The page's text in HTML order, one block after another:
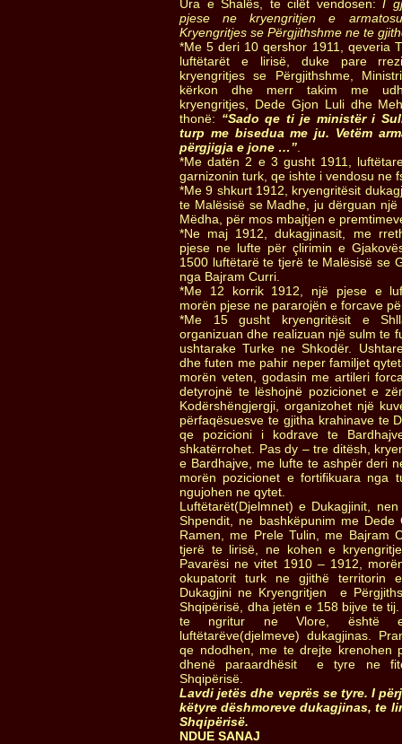
Ura e Shalës, te cilët vendosen: I
pjese ne kryengritjen e
Kryengritjes se Përgjithshme ne te
*Me 5 deri 10 qershor 1911, qeveria
luftëtarët e lirisë, duke pare
kryengritjes se Përgjithshme,
kërkon dhe merr takim me
kryengritjes, Dede Gjon Luli dhe
thonë: “Sado qe ti je ministër i
turp me bisedua me ju. Vetëm
përgjigja e jone …”
*Me datën 2 e 3 gusht 1911,
garnizonin turk, qe ishte i vendosu ne
*Me 9 shkurt 1912, kryengritësit
te Malësisë se Madhe, ju dërguan
Mëdha, për mos mbajtjen e
*Ne maj 1912, dukagjinasit, me
pjese ne lufte për çlirimin e
1500 luftëtarë te tjerë te Malësisë se
nga Bajram Curri.
*Me 12 korrik 1912, një pjese e
morën pjese ne pararojën e forcave
*Me 15 gusht kryengritësit e
organizuan dhe realizuan një sulm te
ushtarake Turke ne Shkodër.
dhe futen me pahir neper familjet
morën veten, godasin me artileri
detyrojnë te lëshojnë pozicionet e
Kodërshëngjergji, organizohet një
përfaqësuesve te gjitha krahinave te
qe pozicioni i kodrave te
shkatërrohet. Pas dy – tre ditësh,
e Bardhajve, me lufte te ashpër deri
morën pozicionet e fortifikuara nga
ngujohen ne qytet.
Luftëtarët(Djelmnet) e Dukagjinit,
Shpendit, ne bashkëpunim me Dede
Ramen, me Prele Tulin, me Bajram
tjerë te lirisë, ne kohen e
Pavarësi ne vitet 1910 – 1912,
okupatorit turk ne gjithë territorin
Dukagjini ne Kryengritjen e
Shqipërisë, dha jetën e 158 bijve te
te ngritur ne Vlore, është
luftëtarëve(djelmeve) dukagjinas.
qe ndodhen, me te drejte krenohen
dhenë paraardhësit e tyre ne
Shqipërisë.
Lavdi jetës dhe veprës se tyre. I
këtyre dëshmoreve dukagjinas, te
Shqipërisë.
NDUE SANAJ